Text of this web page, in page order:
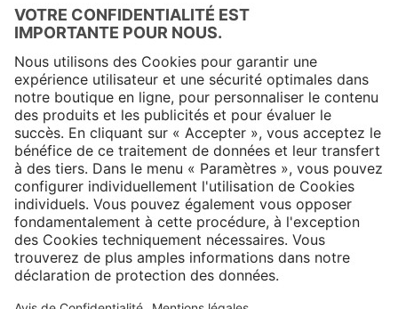
Copyright © 2026 Jungheinrich PROFISHOP
Newsletter
S'inscrire →
À propos